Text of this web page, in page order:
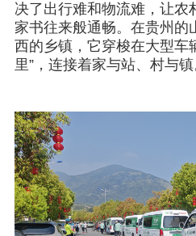
决了出行难和物流难，让农
家书往来般通畅。在贵州的
西的乡镇，它穿梭在大型车
里”，连接着家与站、村与镇